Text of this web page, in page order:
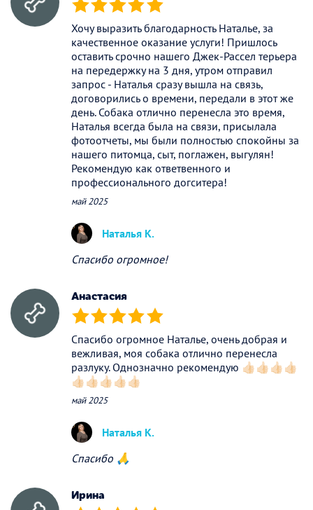
(*) (*) (*) (*) (*)
Хочу выразить благодарность Наталье, за
качественное оказание услуги! Пришлось
оставить срочно нашего Джек-Рассел терьера
на передержку на 3 дня, утром отправил
запрос - Наталья сразу вышла на связь,
договорились о времени, передали в этот же
день. Собака отлично перенесла это время,
Наталья всегда была на связи, присылала
фотоотчеты, мы были полностью спокойны за
нашего питомца, сыт, поглажен, выгулян!
Рекомендую как ответвенного и
профессионального догситера!
май 2025
Наталья К.
Спасибо огромное!
Анастасия
(*) (*) (*) (*) (*)
Спасибо огромное Наталье, очень добрая и
вежливая, моя собака отлично перенесла
разлуку. Однозначно рекомендую 👍🏻👍🏻👍🏻👍🏻
👍🏻👍🏻👍🏻👍🏻👍🏻
май 2025
Наталья К.
Спасибо 🙏
Ирина